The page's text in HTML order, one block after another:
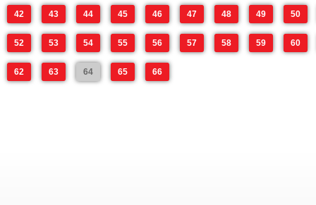
42 43 44 45 46 47 48 49 50
52 53 54 55 56 57 58 59 60
62 63 64 65 66